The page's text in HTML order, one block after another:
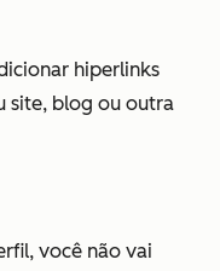
hiperlinks
site, blog ou outra
você não vai